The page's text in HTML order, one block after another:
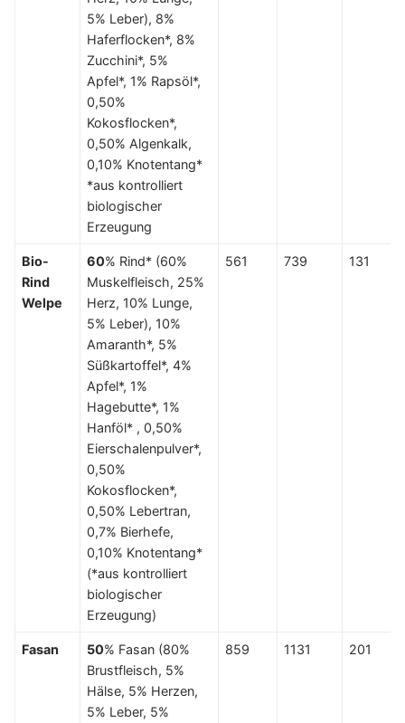
5% Leber), 8%
Haferflocken*, 8%
Zucchini*, 5%
Apfel*, 1% Rapsöl*,
0,50%
Kokosflocken*,
0,50% Algenkalk,
0,10% Knotentang*
*aus kontrolliert
biologischer
Erzeugung
Bio-
Rind
Welpe
60% Rind* (60%
Muskelfleisch, 25%
Herz, 10% Lunge,
5% Leber), 10%
Amaranth*, 5%
Süßkartoffel*, 4%
Apfel*, 1%
Hagebutte*, 1%
Hanföl* , 0,50%
Eierschalenpulver*,
0,50%
Kokosflocken*,
0,50% Lebertran,
0,7% Bierhefe,
0,10% Knotentang*
(*aus kontrolliert
biologischer
Erzeugung)
561 739 131
Fasan 50% Fasan (80%
Brustfleisch, 5%
Hälse, 5% Herzen,
5% Leber, 5%
859 1131 201